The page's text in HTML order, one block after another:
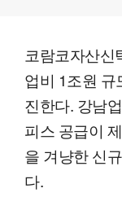
코람코자산신
업비 1조원
진한다. 강남
피스 공급이
을 겨냥한 신
다.